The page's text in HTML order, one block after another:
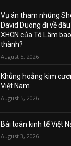
Vụ án tham nhũng
David Duong đi về
XHCN của Tô Lâm
thành?
August 5, 2026
Khủng hoảng kim
Việt Nam
August 5, 2026
Bài toán kinh tế Việt
August 3, 2026